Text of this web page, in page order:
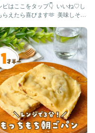
ママ
ピはここをタップ👇 ⁡ いいね♡し
らえたら喜びます🫶 ⁡ 美味しそう